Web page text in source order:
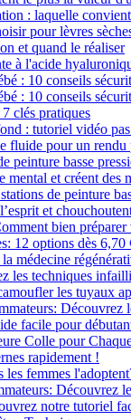
: laquelle
pour lèvres
et quand le réaliser
à l'acide
: 10 conseils
: 10 conseils
clés pratiques
: tutoriel vidéo pas
fluide pour un rendu
peinture basse
mental et créent des
de peinture
et
bien préparer
12 options dès 6,70
médecine
les techniques
les tuyaux
Découvrez
facile pour
Colle pour
rapidement !
femmes
Découvrez
notre tutoriel